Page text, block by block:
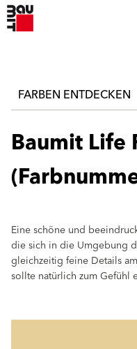
FARBEN ENTDECKEN
Baumit Life
Eine schöne und
die sich in die Umgebung
gleichzeitig feine Details
sollte natürlich zum Gefühl